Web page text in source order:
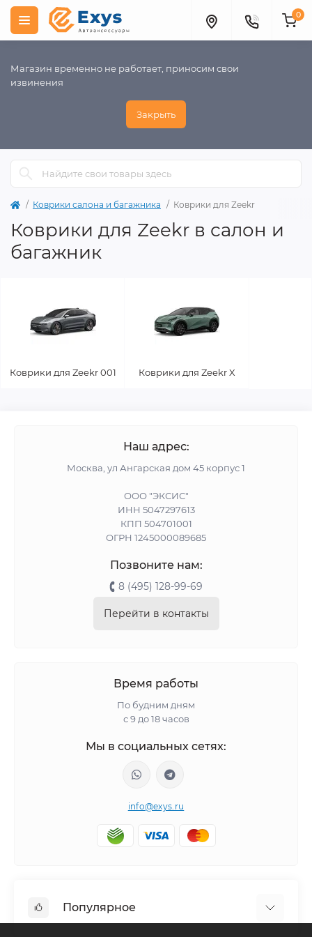
Магазин временно не работает, приносим свои
извинения
Закрыть
0
Коврики салона и багажника Коврики для Zeekr
Коврики для Zeekr в салон и
багажник
Коврики для Zeekr 001 Коврики для Zeekr X
Наш адрес:
Москва, ул Ангарская дом 45 корпус 1
ООО "ЭКСИС"
ИНН 5047297613
КПП 504701001
ОГРН 1245000089685
Позвоните нам:
8 (495) 128-99-69
Перейти в контакты
Время работы
По будним дням
с 9 до 18 часов
Мы в социальных сетях:
info@exys.ru
Популярное